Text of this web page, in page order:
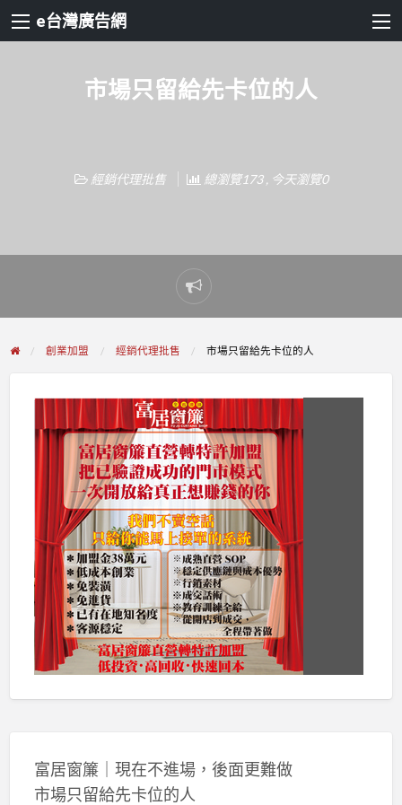
e台灣廣告網
市場只留給先卡位的人
經銷代理批售 總瀏覽173 , 今天瀏覽0
Report
problem
創業加盟 經銷代理批售 市場只留給先卡位的人
富居窗簾｜現在不進場，後面更難做
市場只留給先卡位的人